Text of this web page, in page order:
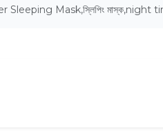
Sleeping Mask,স্লিপিং মাস্ক,night